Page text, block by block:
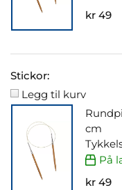
kr 49
Stickor:
Legg til kurv
cm
På
kr 49